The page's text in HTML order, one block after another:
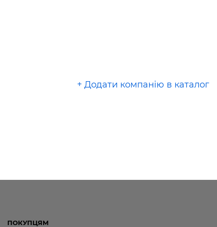
+ Додати компанію в каталог
ПОКУПЦЯМ